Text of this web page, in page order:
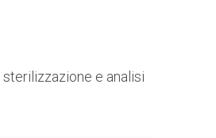
e analisi